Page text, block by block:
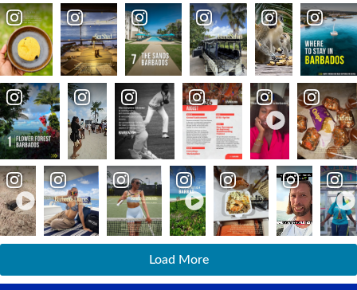
Load More